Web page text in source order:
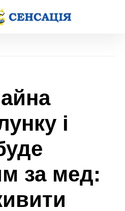
і
за мед: